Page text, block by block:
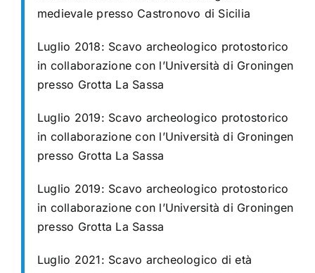
medievale presso Castronovo di Sicilia
Luglio 2018: Scavo archeologico protostorico
in collaborazione con l’Università di Groningen
presso Grotta La Sassa
Luglio 2019: Scavo archeologico protostorico
in collaborazione con l’Università di Groningen
presso Grotta La Sassa
Luglio 2019: Scavo archeologico protostorico
in collaborazione con l’Università di Groningen
presso Grotta La Sassa
Luglio 2021: Scavo archeologico di età